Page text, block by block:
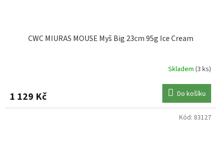
CWC MIURAS MOUSE Myš Big 23cm 95g Ice Cream
Skladem (3 ks)
1 129 Kč Do košíku
Kód: 83127